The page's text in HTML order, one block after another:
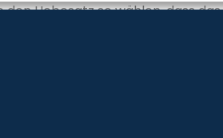
Hebesatz so wählen, dass das